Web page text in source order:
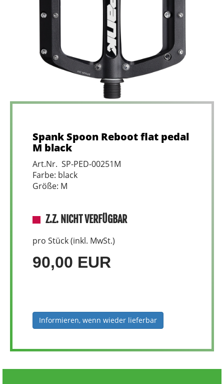
Spank Spoon Reboot flat pedal
M black
Art.Nr. SP-PED-00251M
Farbe: black
Größe: M
Z.Z. NICHT VERFÜGBAR
pro Stück (inkl. MwSt.)
90,00 EUR
Informieren, wenn wieder lieferbar